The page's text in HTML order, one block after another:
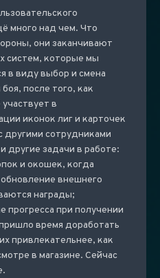
много над чем. Что
они заканчивают
систем, которые мы
в виду выбор и смена
после того, как
в
иконок лиг и карточек
другими сотрудниками
другие задачи в работе:
и окошек, когда
внешнего
награды;
при получении
время доработать
привлекательнее, как
в магазине. Сейчас